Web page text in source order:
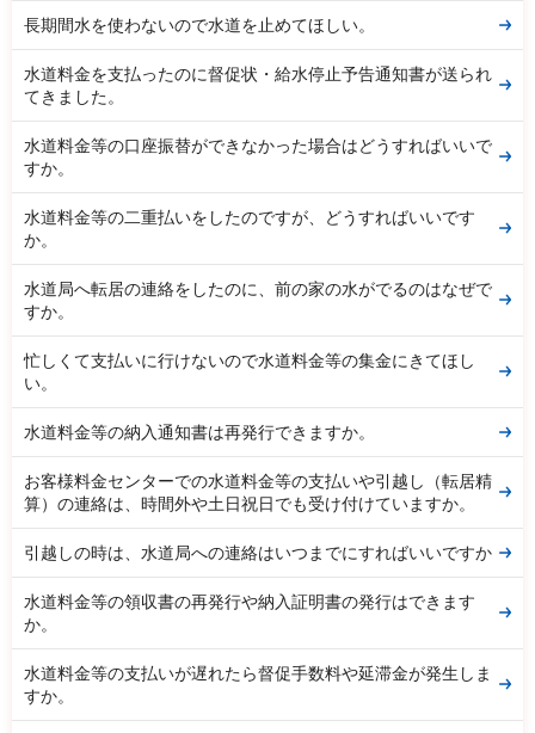
長期間水を使わないので水道を止めてほしい。
水道料金を支払ったのに督促状・給水停止予告通知書が送られ
てきました。
水道料金等の口座振替ができなかった場合はどうすればいいで
すか。
水道料金等の二重払いをしたのですが、どうすればいいです
か。
水道局へ転居の連絡をしたのに、前の家の水がでるのはなぜで
すか。
忙しくて支払いに行けないので水道料金等の集金にきてほし
い。
水道料金等の納入通知書は再発行できますか。
お客様料金センターでの水道料金等の支払いや引越し（転居精
算）の連絡は、時間外や土日祝日でも受け付けていますか。
引越しの時は、水道局への連絡はいつまでにすればいいですか
水道料金等の領収書の再発行や納入証明書の発行はできます
か。
水道料金等の支払いが遅れたら督促手数料や延滞金が発生しま
すか。